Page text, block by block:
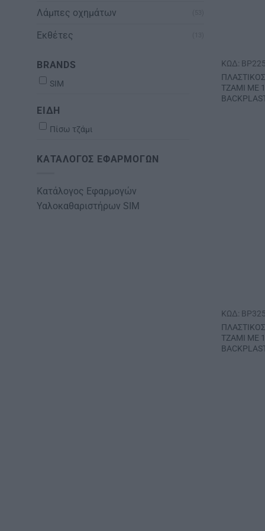
Λάμπες οχημάτων
Εκθέτες
BRANDS
SIM
ΕΙΔΗ
Πίσω τζάμι
ΚΑΤΆΛΟΓΟΣ ΕΦΑΡΜΟΓΏΝ
Κατάλογος Εφαρμογών
Υαλοκαθαριστήρων SIM
ΚΩΔ: BP225
ΤΖΑΜΙ ΜΕ
ΚΩΔ: BP325
ΤΖΑΜΙ ΜΕ